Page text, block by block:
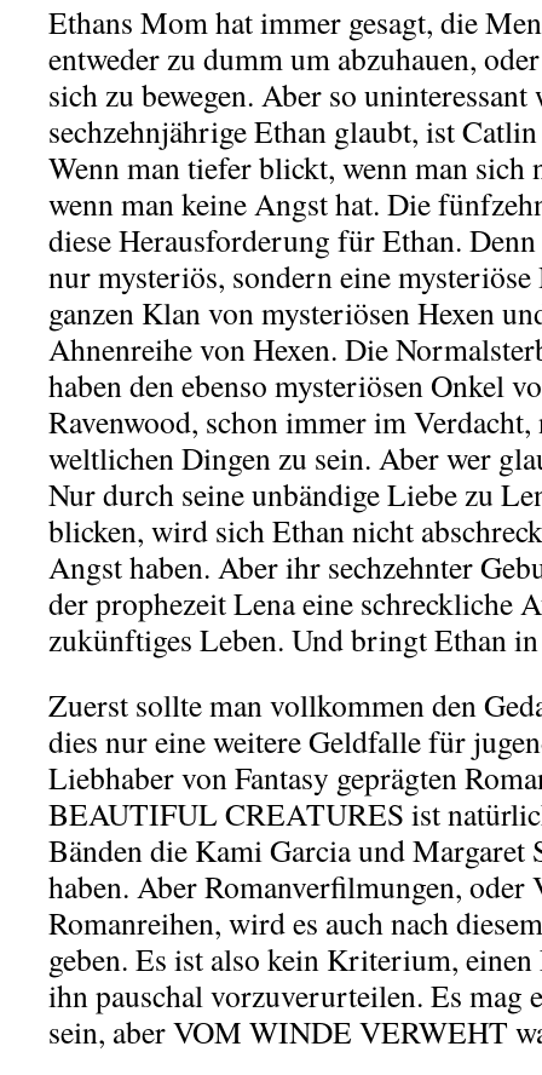
Ethans Mom hat immer gesagt, die
entweder zu dumm um abzuhauen,
sich zu bewegen. Aber so uninteressant
sechzehnjährige Ethan glaubt, ist
Wenn man tiefer blickt, wenn man sich
wenn man keine Angst hat. Die
diese Herausforderung für Ethan.
nur mysteriös, sondern eine mysteriöse
ganzen Klan von mysteriösen Hexen
Ahnenreihe von Hexen. Die
haben den ebenso mysteriösen Onkel
Ravenwood, schon immer im
weltlichen Dingen zu sein. Aber wer
Nur durch seine unbändige Liebe zu
blicken, wird sich Ethan nicht
Angst haben. Aber ihr sechzehnter
der prophezeit Lena eine schreckliche
zukünftiges Leben. Und bringt Ethan
Zuerst sollte man vollkommen den
dies nur eine weitere Geldfalle für
Liebhaber von Fantasy geprägten
BEAUTIFUL CREATURES ist
Bänden die Kami Garcia und Margaret
haben. Aber Romanverfilmungen, oder
Romanreihen, wird es auch nach
geben. Es ist also kein Kriterium,
ihn pauschal vorzuverurteilen. Es mag
sein, aber VOM WINDE VERWEHT